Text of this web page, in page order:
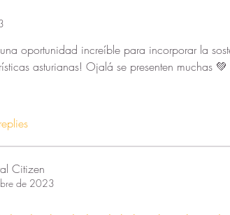
oportunidad increíble para incorporar la
asturianas! Ojalá se presenten muchas 💚
Citizen
de 2023